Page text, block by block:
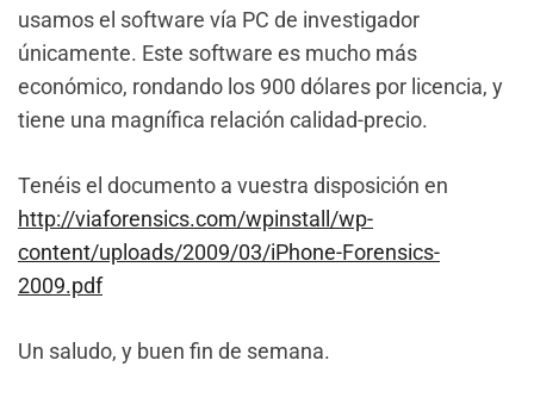
usamos el software vía PC de investigador
únicamente. Este software es mucho más
económico, rondando los 900 dólares por licencia, y
tiene una magnífica relación calidad-precio.
Tenéis el documento a vuestra disposición en
http://viaforensics.com/wpinstall/wp-
content/uploads/2009/03/iPhone-Forensics-
2009.pdf
Un saludo, y buen fin de semana.